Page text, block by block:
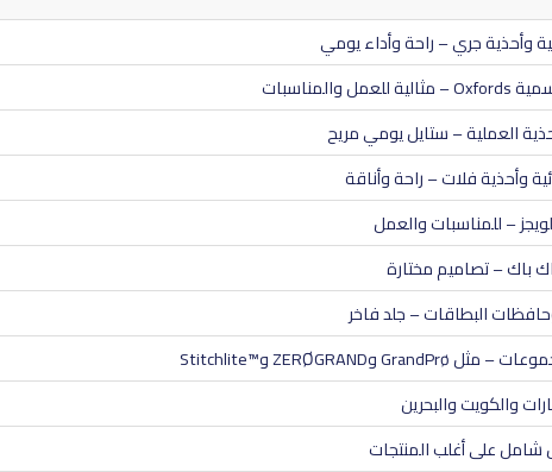
وأحذية جري – راحة وأداء يومي
Oxfords– مثالية للعمل والمناسبات
العملية – ستايل يومي مريح
وأحذية فلات – راحة وأناقة
– للمناسبات والعمل
باك – تصاميم مختارة
البطاقات – جلد فاخر
– مثلGrandPrøوZERØGRANDوStitchlite™
والكويت والبحرين
على أغلب المنتجات